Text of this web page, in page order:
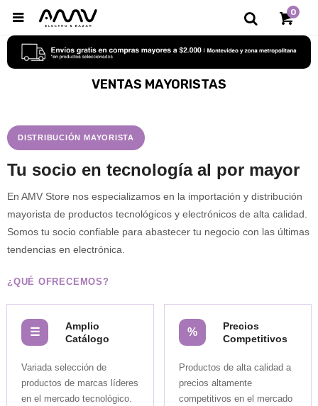
0

VENTAS MAYORISTAS
DISTRIBUCIÓN MAYORISTA
Tu socio en tecnología al por mayor
En AMV Store nos especializamos en la importación y distribución
mayorista de productos tecnológicos y electrónicos de alta calidad.
Somos tu socio confiable para abastecer tu negocio con las últimas
tendencias en electrónica.
¿QUÉ OFRECEMOS?
☰
Amplio
Catálogo
Variada selección de
productos de marcas líderes
en el mercado tecnológico.
%
Precios
Competitivos
Productos de alta calidad a
precios altamente
competitivos en el mercado